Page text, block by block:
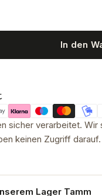
In den
sicher verarbeitet. Wir
keinen Zugriff darauf.
Lager Tamm